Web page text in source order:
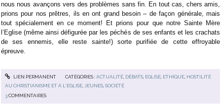
nous nous avançons vers des problèmes sans fin. En tout cas, chers amis,
prions pour nos prêtres, ils en ont grand besoin – de façon générale, mais
tout spécialement en ce moment! Et prions pour que notre Sainte Mère
l’Eglise (même ainsi défigurée par les péchés de ses enfants et les crachats
de ses ennemis, elle reste sainte!) sorte purifiée de cette effroyable
épreuve.
LIEN PERMANENT CATÉGORIES :ACTUALITÉ, DÉBATS, EGLISE, ETHIQUE, HOSTILITÉ
AU CHRISTIANISME ET À L'EGLISE,JEUNES,SOCIÉTÉ
3COMMENTAIRES